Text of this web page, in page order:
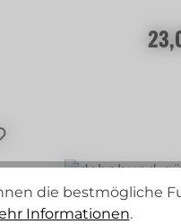
die bestmögliche
Informationen.